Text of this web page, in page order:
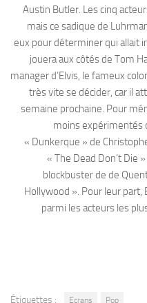
Austin Butler. Les cinq
mais ce sadique de
eux pour déterminer qui allait
jouera aux côtés de Tom
manager d’Elvis, le fameux
très vite se décider, car il
semaine prochaine. Pour
moins expérimentés
« Dunkerque » de
« The Dead Don’t Die
blockbuster de de
Hollywood ». Pour leur
parmi les acteurs les
Étiquettes : Ecrans Pop